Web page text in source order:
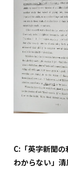
C:「英字新聞
わからない」